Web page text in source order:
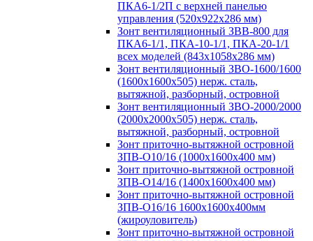
ПКА6-1/2П с верхней панелью
управления (520х922х286 мм)
Зонт вентиляционный ЗВВ-800 для
ПКА6-1/1, ПКА-10-1/1, ПКА-20-1/1
всех моделей (843х1058х286 мм)
Зонт вентиляционный ЗВО-1600/1600
(1600х1600х505) нерж. сталь,
вытяжной, разборный, островной
Зонт вентиляционный ЗВО-2000/2000
(2000х2000х505) нерж. сталь,
вытяжной, разборный, островной
Зонт приточно-вытяжной островной
ЗПВ-О10/16 (1000х1600х400 мм)
Зонт приточно-вытяжной островной
ЗПВ-О14/16 (1400х1600х400 мм)
Зонт приточно-вытяжной островной
ЗПВ-О16/16 1600х1600х400мм
(жироуловитель)
Зонт приточно-вытяжной островной